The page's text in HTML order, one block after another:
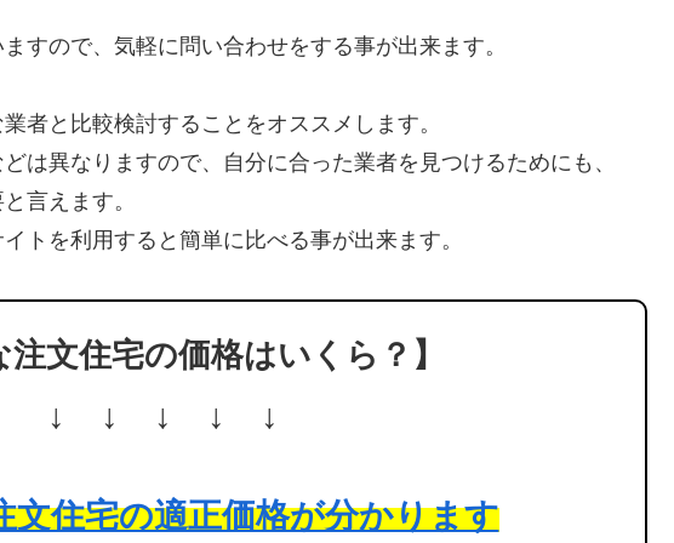
すので、気軽に問い合わせをする事が出来ます。
者と比較検討することをオススメします。
は異なりますので、自分に合った業者を見つけるためにも、
言えます。
トを利用すると簡単に比べる事が出来ます。
注文住宅の価格はいくら？】
↓ ↓ ↓ ↓ ↓
文住宅の適正価格が分かります